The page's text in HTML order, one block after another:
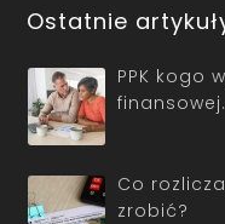
Ostatnie
PPK kogo
Co
zrobić?